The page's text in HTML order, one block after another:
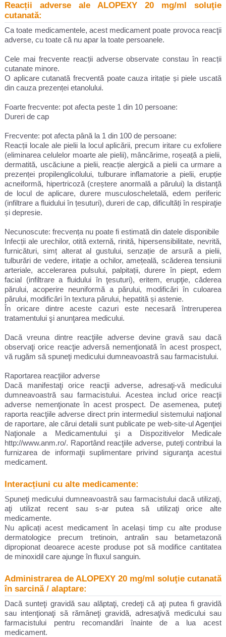
Reacții adverse ale ALOPEXY 20 mg/ml soluţie
cutanată:
Ca toate medicamentele, acest medicament poate provoca reacţii
adverse, cu toate că nu apar la toate persoanele.
Cele mai frecvente reacții adverse observate constau în reacții
cutanate minore.
O aplicare cutanată frecventă poate cauza iritație și piele uscată
din cauza prezenței etanolului.
Foarte frecvente: pot afecta peste 1 din 10 persoane:
Dureri de cap
Frecvente: pot afecta până la 1 din 100 de persoane:
Reacții locale ale pielii la locul aplicării, precum iritare cu exfoliere
(eliminarea celulelor moarte ale pielii), mâncărime, roșeață a pielii,
dermatită, uscăciune a pielii, reacție alergică a pielii ca urmare a
prezenței propilenglicolului, tulburare inflamatorie a pielii, erupție
acneiformă, hipertricoză (creștere anormală a părului) la distanţă
de locul de aplicare, durere musculoscheletală, edem periferic
(infiltrare a fluidului în țesuturi), dureri de cap, dificultăți în respiraţie
și depresie.
Necunoscute: frecvența nu poate fi estimată din datele disponibile
Infecții ale urechilor, otită externă, rinită, hipersensibilitate, nevrită,
furnicături, simț alterat al gustului, senzație de arsură a pielii,
tulburări de vedere, iritație a ochilor, amețeală, scăderea tensiunii
arteriale, accelerarea pulsului, palpitații, durere în piept, edem
facial (infiltrare a fluidului în ţesuturi), eritem, erupţie, căderea
părului, acoperire neuniformă a părului, modificări în culoarea
părului, modificări în textura părului, hepatită și astenie.
În oricare dintre aceste cazuri este necesară întreruperea
tratamentului şi anunţarea medicului.
Dacă vreuna dintre reacţiile adverse devine gravă sau dacă
observaţi orice reacţie adversă nemenţionată în acest prospect,
vă rugăm să spuneţi medicului dumneavoastră sau farmacistului.
Raportarea reacţiilor adverse
Dacă manifestaţi orice reacţii adverse, adresaţi-vă medicului
dumneavoastră sau farmacistului. Acestea includ orice reacţii
adverse nemenţionate în acest prospect. De asemenea, puteţi
raporta reacţiile adverse direct prin intermediul sistemului naţional
de raportare, ale cărui detalii sunt publicate pe web-site-ul Agenţiei
Naţionale a Medicamentului şi a Dispozitivelor Medicale
http://www.anm.ro/. Raportând reacţiile adverse, puteţi contribui la
furnizarea de informaţii suplimentare privind siguranţa acestui
medicament.
Interacțiuni cu alte medicamente:
Spuneţi medicului dumneavoastră sau farmacistului dacă utilizaţi,
aţi utilizat recent sau s-ar putea să utilizaţi orice alte
medicamente.
Nu aplicați acest medicament în același timp cu alte produse
dermatologice precum tretinoin, antralin sau betametazonă
dipropionat deoarece aceste produse pot să modifice cantitatea
de minoxidil care ajunge în fluxul sanguin.
Administrarea de ALOPEXY 20 mg/ml soluţie cutanată
în sarcină / alaptare:
Dacă sunteţi gravidă sau alăptaţi, credeţi că aţi putea fi gravidă
sau intenţionaţi să rămâneţi gravidă, adresaţivă medicului sau
farmacistului pentru recomandări înainte de a lua acest
medicament.